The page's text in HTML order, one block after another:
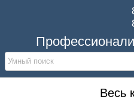
Весь